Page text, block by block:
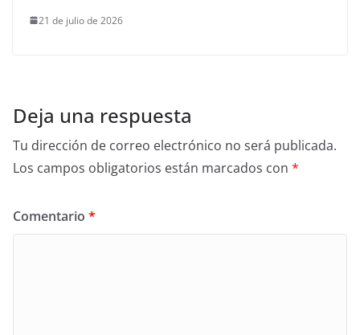
21 de julio de 2026
Deja una respuesta
Tu dirección de correo electrónico no será publicada.
Los campos obligatorios están marcados con *
Comentario *